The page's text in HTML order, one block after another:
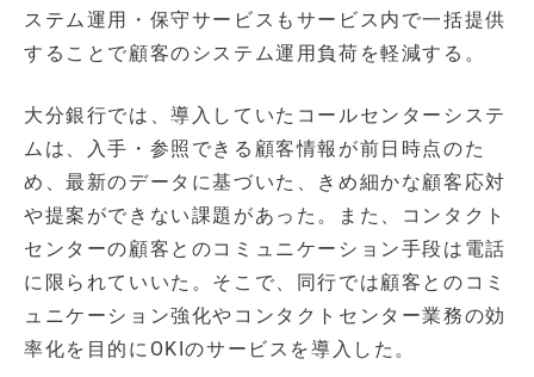
ステム運用・保守サービスもサービス内で一括提供
することで顧客のシステム運用負荷を軽減する。
大分銀行では、導入していたコールセンターシステ
ムは、入手・参照できる顧客情報が前日時点のた
め、最新のデータに基づいた、きめ細かな顧客応対
や提案ができない課題があった。また、コンタクト
センターの顧客とのコミュニケーション手段は電話
に限られていいた。そこで、同行では顧客とのコミ
ュニケーション強化やコンタクトセンター業務の効
率化を目的にOKIのサービスを導入した。